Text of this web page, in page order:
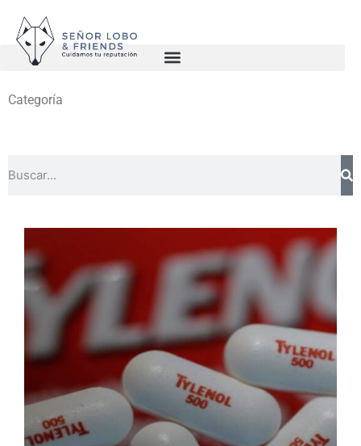
Categoría